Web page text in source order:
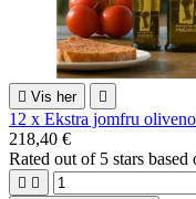
 Vis her 
12 x Ekstra jomfru
218,40 €
Rated out of 5 stars based
 